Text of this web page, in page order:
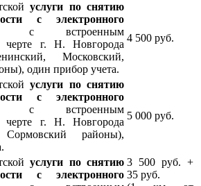
услуги по снятию
с электронного
с встроенным
черте г. Н. Новгорода
Московский,
один прибор учета.
4 500 руб.
услуги по снятию
с электронного
с встроенным
черте г. Н. Новгорода
Сормовский районы),
5 000 руб.
услуги по снятию
с электронного
3 500 руб. +
35 руб.